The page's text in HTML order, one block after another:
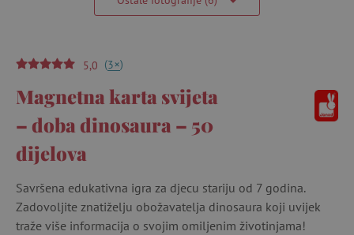
5,0 (3+)
Magnetna karta svijeta
– doba dinosaura – 50
dijelova
Savršena edukativna igra za djecu stariju od 7 godina.
Zadovoljite znatiželju obožavatelja dinosaura koji uvijek
traže više informacija o svojim omiljenim životinjama!